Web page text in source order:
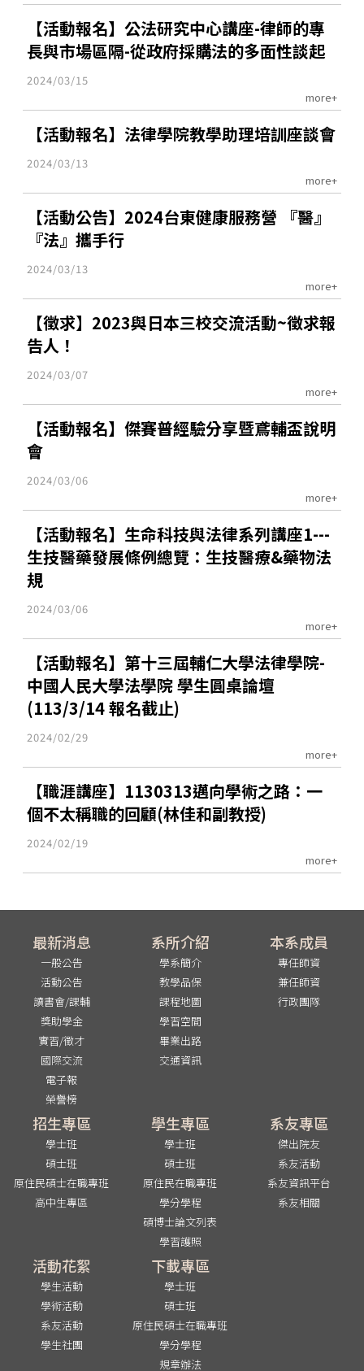
【活動報名】公法研究中心講座-律師的專
長與市場區隔-從政府採購法的多面性談起
2024/03/15
more+
【活動報名】法律學院教學助理培訓座談會
2024/03/13
more+
【活動公告】2024台東健康服務營 『醫』
『法』攜手行
2024/03/13
more+
【徵求】2023與日本三校交流活動~徵求報
告人！
2024/03/07
more+
【活動報名】傑賽普經驗分享暨鳶輔盃說明
會
2024/03/06
more+
【活動報名】生命科技與法律系列講座1---
生技醫藥發展條例總覽：生技醫療&藥物法
規
2024/03/06
more+
【活動報名】第十三屆輔仁大學法律學院-
中國人民大學法學院 學生圓桌論壇
(113/3/14 報名截止)
2024/02/29
more+
【職涯講座】1130313邁向學術之路：一
個不太稱職的回顧(林佳和副教授)
2024/02/19
more+
最新消息
一般公告
活動公告
讀書會/課輔
獎助學金
實習/徵才
國際交流
電子報
榮譽榜
系所介紹
學系簡介
教學品保
課程地圖
學習空間
畢業出路
交通資訊
本系成員
專任師資
兼任師資
行政團隊
招生專區
學士班
碩士班
原住民碩士在職專班
高中生專區
學生專區
學士班
碩士班
原住民在職專班
學分學程
碩博士論文列表
學習護照
系友專區
傑出院友
系友活動
系友資訊平台
系友相關
活動花絮
學生活動
學術活動
系友活動
學生社團
下載專區
學士班
碩士班
原住民碩士在職專班
學分學程
規章辦法